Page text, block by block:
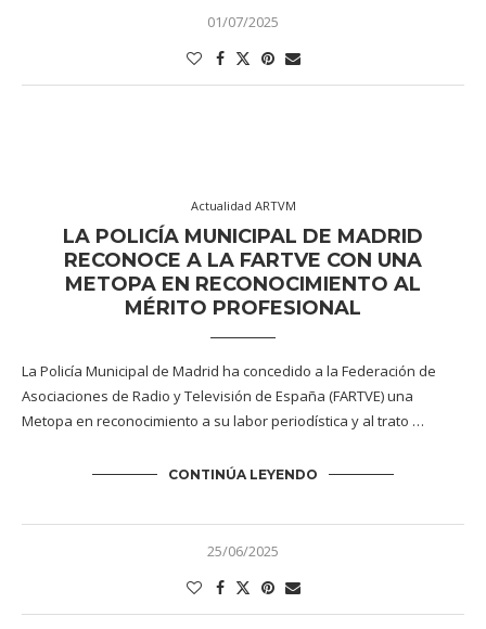
01/07/2025
Actualidad ARTVM
LA POLICÍA MUNICIPAL DE MADRID
RECONOCE A LA FARTVE CON UNA
METOPA EN RECONOCIMIENTO AL
MÉRITO PROFESIONAL
La Policía Municipal de Madrid ha concedido a la Federación de
Asociaciones de Radio y Televisión de España (FARTVE) una
Metopa en reconocimiento a su labor periodística y al trato …
CONTINÚA LEYENDO
25/06/2025